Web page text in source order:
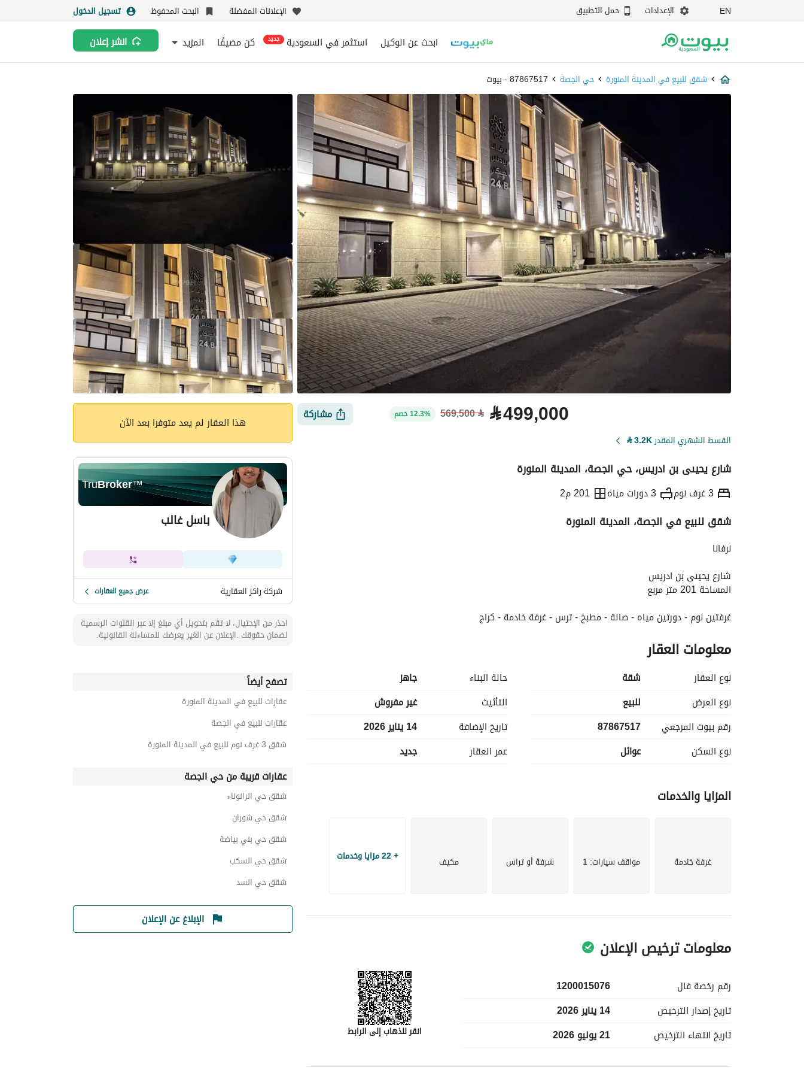
EN الإعدادات حمل التطبيق الإعلانات المفضلة البحث المحفوظ تسجيل الدخول
ابحث عن الوكيل استثمر في السعودية جديد كن مضيفًا المزيد انشر إعلان
شقق للبيع في المدينة المنورة حي الجصة 87867517 - بيوت
⃁499,000
⃁
569,500 12.3% خصم مشاركة
القسط الشهري المقدر3.2K
⃁
شارع يحيىى بن ادريس، حي الجصة، المدينة المنورة
3 غرف نوم 3 دورات مياه 201 م2
شقق للبيع في الجصة، المدينة المنورة
نرفانا
شارع يحيىى بن ادريس
المساحة 201 متر مربع
غرفتين نوم - دورتين مياه - صالة - مطبخ - ترس - غرفة خادمة - كراج
عداد كهرباء مستقل - متوفر مياه وصرف صحي
معلومات العقار
نوع العقار
شقة
نوع العرض
للبيع
رقم بيوت المرجعي
87867517
نوع السكن
عوائل
حالة البناء
جاهز
التأثيث
غير مفروش
تاريخ الإضافة
14 يناير 2026
عمر العقار
جديد
المزايا والخدمات
غرفة خادمة مواقف سيارات: 1 شرفة أو تراس مكيف + 22 مزايا وخدمات
معلومات ترخيص الإعلان
رقم رخصة فال
1200015076
تاريخ إصدار الترخيص
14 يناير 2026
تاريخ انتهاء الترخيص 21 يوليو 2026 انقر للذهاب إلى الرابط
هذا العقار لم يعد متوفرا بعد الآن
TruBroker™
باسل غالب
شركة راكز العقارية عرض جميع العقارات
احذر من الإحتيال، لا تقم بتحويل أي مبلغ إلا عبر القنوات الرسمية
لضمان حقوقك .الإعلان عن الغير يعرضك للمساءلة القانونية.
تصفح أيضاً
عقارات للبيع في المدينة المنورة
عقارات للبيع في الجصة
شقق 3 غرف نوم للبيع في المدينة المنورة
عقارات قريبة من حي الجصة
شقق حي الرانوناء
شقق حي شوران
شقق حي بني بياضة
شقق حي السكب
شقق حي السد
الإبلاغ عن الإعلان